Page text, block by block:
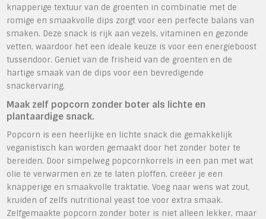
knapperige textuur van de groenten in combinatie met de
romige en smaakvolle dips zorgt voor een perfecte balans van
smaken. Deze snack is rijk aan vezels, vitaminen en gezonde
vetten, waardoor het een ideale keuze is voor een energieboost
tussendoor. Geniet van de frisheid van de groenten en de
hartige smaak van de dips voor een bevredigende
snackervaring.
Maak zelf popcorn zonder boter als lichte en
plantaardige snack.
Popcorn is een heerlijke en lichte snack die gemakkelijk
veganistisch kan worden gemaakt door het zonder boter te
bereiden. Door simpelweg popcornkorrels in een pan met wat
olie te verwarmen en ze te laten ploffen, creëer je een
knapperige en smaakvolle traktatie. Voeg naar wens wat zout,
kruiden of zelfs nutritional yeast toe voor extra smaak.
Zelfgemaakte popcorn zonder boter is niet alleen lekker, maar